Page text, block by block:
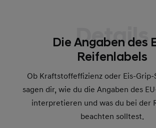
Details
Die Angaben des
Reifenlabels
Ob Kraftstoffeffizienz oder Eis-
sagen dir, wie du die Angaben des
interpretieren und was du bei der
beachten solltest.